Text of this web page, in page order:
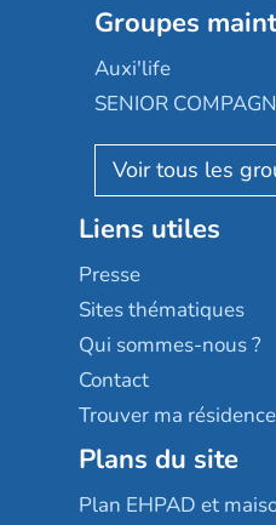
Les jardins
Occitalia
Appartseniors
Reseda
Stella management
Les villages d'or
Sérénys
Résidences
Groupe SOS
Le Noble Âge
Almage
Résidalya
Groupe aplus
Groupes
Auxi'life
SENIOR
AGE D'OR Services
Liens utiles
Presse
Sites thématiques
Qui sommes-nous ?
Contact
Trouver ma résidence
Plans du site
Plan EHPAD et